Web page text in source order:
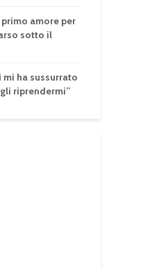
amore per
sotto il
ha sussurrato
riprendermi”